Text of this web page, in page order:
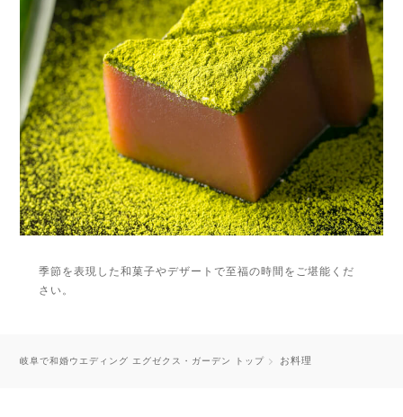
季節を表現した和菓子やデザートで至福の時間をご堪能くだ
さい。
岐阜で和婚ウエディング エグゼクス・ガーデン トップ お料理